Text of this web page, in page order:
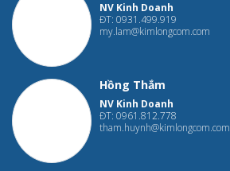
NV Kinh Doanh
ĐT: 0931.499.919
my.lam@kimlongcom.com
Hồng Thắm
NV Kinh Doanh
ĐT: 0961.812.778
tham.huynh@kimlongcom.com